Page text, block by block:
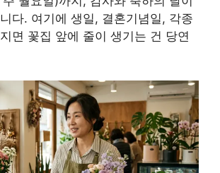
다. 여기에 생일, 결혼기념일, 각종
면 꽃집 앞에 줄이 생기는 건 당연